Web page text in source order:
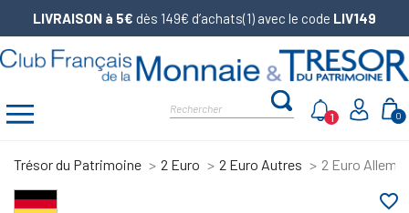
LIVRAISON à 5€ dès 149€ d’achats(1) avec le code LIV149
0
1
Trésor du Patrimoine 2 Euro 2 Euro Autres 2 Euro
favorite_border